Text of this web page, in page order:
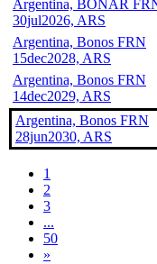
Argentina, BONAR
30jul2026, ARS
Argentina, Bonos FRN
15dec2028, ARS
Argentina, Bonos FRN
14dec2029, ARS
Argentina, Bonos FRN
28jun2030, ARS
1
2
3
...
50
»